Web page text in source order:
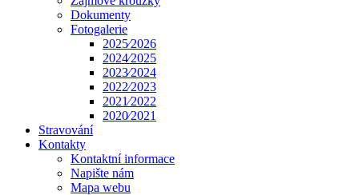
Dokumenty
Fotogalerie
2025⁄2026
2024⁄2025
2023⁄2024
2022⁄2023
2021⁄2022
2020⁄2021
Stravování
Kontakty
Kontaktní informace
Napište nám
Mapa webu